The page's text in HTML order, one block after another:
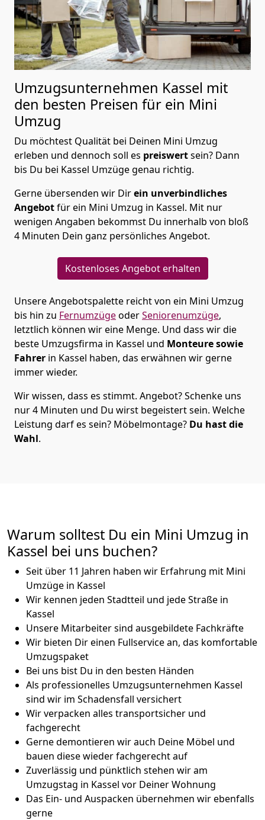
Umzugsunternehmen Kassel mit
den besten Preisen für ein Mini
Umzug
Du möchtest Qualität bei Deinen Mini Umzug
erleben und dennoch soll es preiswertsein? Dann
bis Du bei Kassel Umzüge genau richtig.
Gerne übersenden wir Direin unverbindliches
Angebotfür ein Mini Umzug in Kassel. Mit nur
wenigen Angaben bekommst Du innerhalb von bloß
4 Minuten Dein ganz persönliches Angebot.
Kostenloses Angebot erhalten
Unsere Angebotspalette reicht von ein Mini Umzug
bis hin zu FernumzügeoderSeniorenumzüge,
letztlich können wir eine Menge. Und dass wir die
beste Umzugsfirma in Kassel und Monteure sowie
Fahrer in Kassel haben, das erwähnen wir gerne
immer wieder.
Wir wissen, dass es stimmt. Angebot? Schenke uns
nur 4 Minuten und Du wirst begeistert sein. Welche
Leistung darf es sein? Möbelmontage? Du hast die
Wahl.
Warum solltest Du ein Mini Umzug in
Kassel bei uns buchen?
Seit über 11 Jahren haben wir Erfahrung mit Mini
Umzüge in Kassel
Wir kennen jeden Stadtteil und jede Straße in
Kassel
Unsere Mitarbeiter sind ausgebildete Fachkräfte
Wir bieten Dir einen Fullservice an, das komfortable
Umzugspaket
Bei uns bist Du in den besten Händen
Als professionelles Umzugsunternehmen Kassel
sind wir im Schadensfall versichert
Wir verpacken alles transportsicher und
fachgerecht
Gerne demontieren wir auch Deine Möbel und
bauen diese wieder fachgerecht auf
Zuverlässig und pünktlich stehen wir am
Umzugstag in Kassel vor Deiner Wohnung
Das Ein- und Auspacken übernehmen wir ebenfalls
gerne